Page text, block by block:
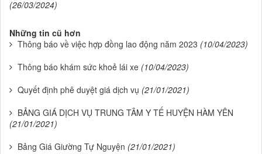
(26/03/2024)
Những tin cũ hơn
Thông báo về việc hợp đồng lao động năm 2023 (10/04/2023)
Thông báo khám sức khoẻ lái xe (10/04/2023)
Quyết định phê duyệt giá dịch vụ (21/01/2021)
BẢNG GIÁ DỊCH VỤ TRUNG TÂM Y TẾ HUYỆN HÀM YÊN
(21/01/2021)
Bảng Giá Giường Tự Nguyện (21/01/2021)